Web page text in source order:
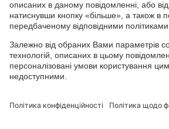
Використовуйте пестициди з
етикетку та інформацію про препарат
звертаючи особливу увагу на додаткові
препарату. Інформація та рекомендації,
етикетці, ґрунтуються на наявному
результатах Державних реєстраційних
будь-яких відхилень від оптимальних
препарату не можуть нести